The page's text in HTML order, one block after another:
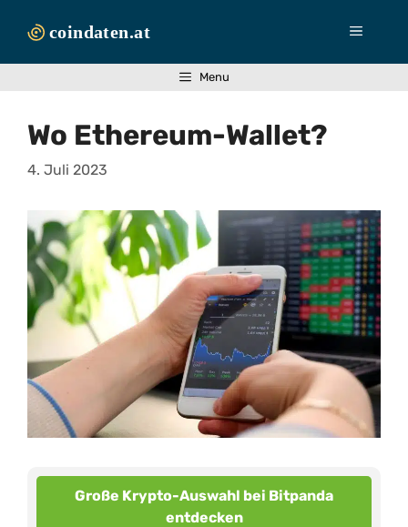
Inhalt
Menü
Menu
Wo Ethereum-Wallet?
4. Juli 2023
Große Krypto-Auswahl bei Bitpanda
entdecken